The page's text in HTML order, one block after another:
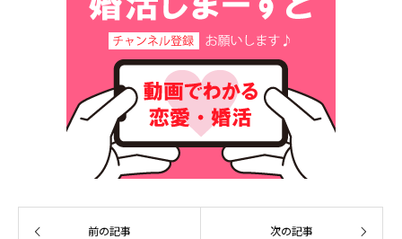
前の記事 次の記事